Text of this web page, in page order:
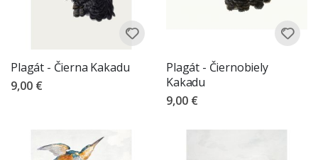
Plagát - Čierna Kakadu
9,00 €
Plagát - Čiernobiely
Kakadu
9,00 €